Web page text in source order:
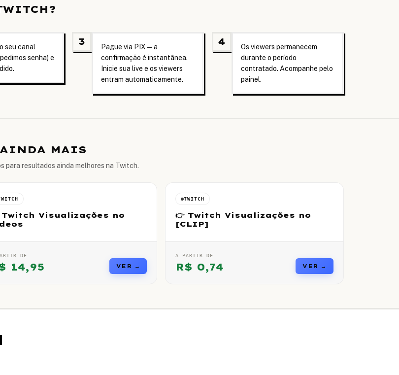
seu canal
senha) e
3
Pague via PIX — a
confirmação é instantânea.
Inicie sua live e os viewers
entram automaticamente.
4
Os viewers permanecem
durante o período
contratado. Acompanhe pelo
painel.
MAIS
para resultados ainda melhores na Twitch.
Twitch Visualizações no
DE
14,95 VER →
TWITCH
👉 Twitch Visualizações no
[CLIP]
A PARTIR DE
R$ 0,74 VER →